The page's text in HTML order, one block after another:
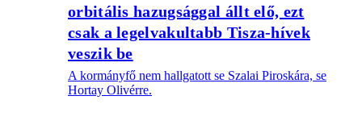
orbitális hazugsággal állt elő, ezt
csak a legelvakultabb Tisza-hívek
veszik be
A kormányfő nem hallgatott se Szalai Piroskára, se
Hortay Olivérre.